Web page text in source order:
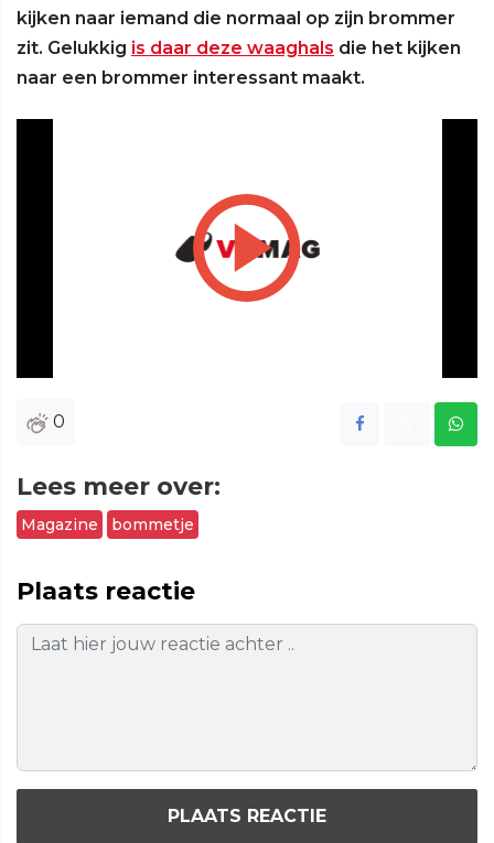
kijken naar iemand die normaal op zijn brommer
zit. Gelukkig is daar deze waaghals die het kijken
naar een brommer interessant maakt.
Play
0
Lees meer over:
Magazine bommetje
Plaats reactie
PLAATS REACTIE